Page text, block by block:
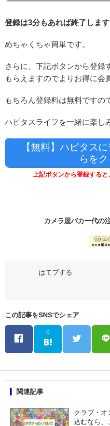
登録は3分もあれば終了します
めちゃくちゃ簡単です。
さらに、下記ボタンから登録
もらえますのでよりお得に会
もちろん登録料は無料ですの
ハピタスライフを一緒に楽し
【無料】ハピタス
らを
上記ボタンから登録する
カメラ屋バカ一代の
この記事をSNSでシェア
0
関連記事
クラブ・オ
込むなら、